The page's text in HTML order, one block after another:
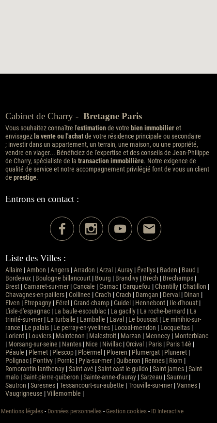
Cabinet de Charry - Bretagne Paris
Vous souhaitez connaître l'estimationde votre bien immobilieret
envisagezla vente ou l'achatde votre résidence principale ou secondaire
; investir dans un appartement, un terrain, une maison, ou une propriété,
vendre en viager... Bénéficiez de l'expertise et des conseils de Jean-Philippe
de Charry, spécialiste de la transaction immobilière. Notre exigence de
qualité de service et notre accompagnement privilégié font de vous un client
de prestige.
Entrons en contact :
Liste des Villes :
Allaire Ambon Angers| Arradon Arzal| Auray| Évellys| Baden Baud
Bordeaux| Boulogne billancourt| Bourg Brandivy| Brech Brechamps|
Brest| Camaret-sur-mer| Cancale Carnac| Carquefou Chantilly| Chatillon
Chavagnes-en-paillers| Collinee Crac'h Crach Damgan Derval| Dinan
Elven
Etrepagny| Férel| Grand-champ| Guidel| Hennebont| Ile-d'houat|
L'isle-d'espagnac| La baule-escoublac| La gacilly| La roche-bernard
La
trinité-sur-mer| La turballe Lamballe Laval| Le bouscat| Le minihic-sur-
rance
Le palais| Le perray-en-yvelines| Locoal-mendon Locqueltas|
Lorient| Louviers| Maintenon Malestroit| Marzan Mennecy| Monterblanc
Morsang-sur-seine Nantes| Nice Nivillac| Orcival| Paris| Paris 14è
Péaule
Plemet| Plescop| Ploërmel| Ploeren Plumergat| Pluneret|
Polignac| Pontivy| Pornic| Pyla-sur-mer| Quiberon Rennes| Riom
Romorantin-lanthenay| Saint-avé Saint-cast-le-guildo| Saint-james| Saint-
malo| Saint-pierre-quiberon Sainte-anne-d'auray| Sarzeau Saumur|
Sautron Suresnes| Tessancourt-sur-aubette Trouville-sur-mer| Vannes|
Vaugrigneuse Villemomble
Mentions légales - Données personnelles - Gestion cookies - ID Interactive